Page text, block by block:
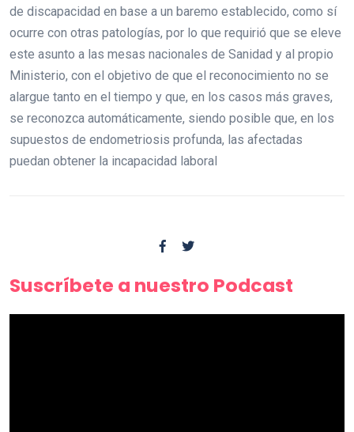
de discapacidad en base a un baremo establecido, como sí
ocurre con otras patologías, por lo que requirió que se eleve
este asunto a las mesas nacionales de Sanidad y al propio
Ministerio, con el objetivo de que el reconocimiento no se
alargue tanto en el tiempo y que, en los casos más graves,
se reconozca automáticamente, siendo posible que, en los
supuestos de endometriosis profunda, las afectadas
puedan obtener la incapacidad laboral
Suscríbete a nuestro Podcast